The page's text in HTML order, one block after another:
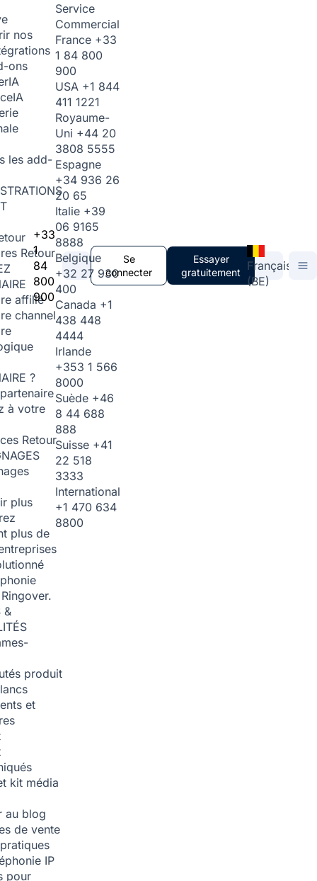
nos
ons
IA
IA
les add-
Retour
affilié
channel
?
à votre
Retour
plus
plus de
&
produit
et
kit média
au blog
de vente
IP
pour
+33
1
84
800
900
Service
Commercial
France +33
1 84 800
900
USA +1 844
411 1221
Royaume-
Uni +44 20
3808 5555
Espagne
+34 936 26
20 65
Italie +39
06 9165
8888
Belgique
+32 27 930
400
Canada +1
438 448
4444
Irlande
+353 1 566
8000
Suède +46
8 44 688
888
Suisse +41
22 518
3333
International
+1 470 634
8800
Se
connecter
Essayer
gratuitement
Français
(BE)